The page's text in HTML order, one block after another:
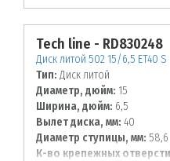
Диаметр располож.
100
Tech line - RD830248
Диск литой 502 15/6,5 ET40 S
Тип: Диск литой
Диаметр, дюйм: 15
Ширина, дюйм: 6,5
Вылет диска, мм: 40
Диаметр ступицы, мм: 58,6
К-во крепежных